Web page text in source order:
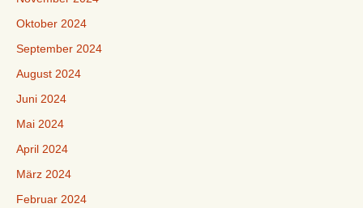
Oktober 2024
September 2024
August 2024
Juni 2024
Mai 2024
April 2024
März 2024
Februar 2024